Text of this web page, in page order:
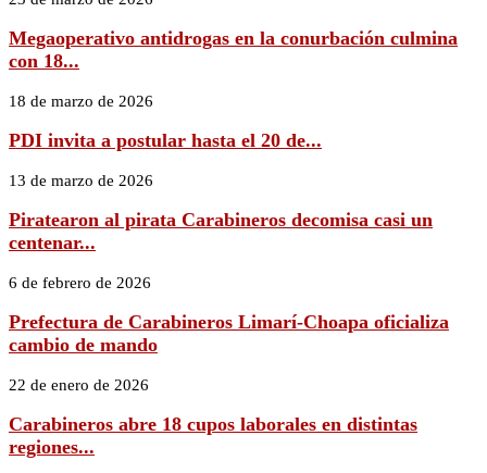
Megaoperativo antidrogas en la conurbación culmina
con 18...
18 de marzo de 2026
PDI invita a postular hasta el 20 de...
13 de marzo de 2026
Piratearon al pirata Carabineros decomisa casi un
centenar...
6 de febrero de 2026
Prefectura de Carabineros Limarí-Choapa oficializa
cambio de mando
22 de enero de 2026
Carabineros abre 18 cupos laborales en distintas
regiones...